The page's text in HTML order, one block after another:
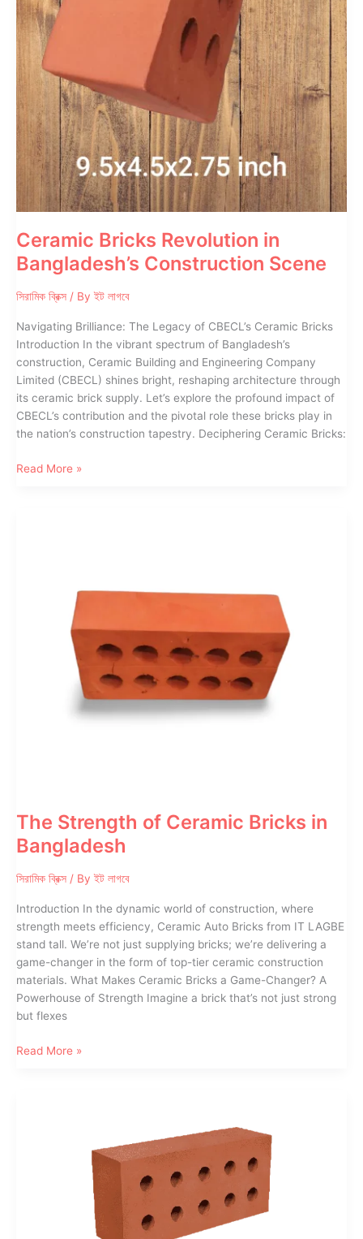
Ceramic Bricks Revolution in
Bangladesh’s Construction Scene
সিরামিক ব্রিক্স / By ইট লাগবে
Navigating Brilliance: The Legacy of CBECL’s Ceramic Bricks
Introduction In the vibrant spectrum of Bangladesh’s
construction, Ceramic Building and Engineering Company
Limited (CBECL) shines bright, reshaping architecture through
its ceramic brick supply. Let’s explore the profound impact of
CBECL’s contribution and the pivotal role these bricks play in
the nation’s construction tapestry. Deciphering Ceramic Bricks:
Ceramic
Read More »
The Strength of Ceramic Bricks in
Bangladesh
সিরামিক ব্রিক্স / By ইট লাগবে
Introduction In the dynamic world of construction, where
strength meets efficiency, Ceramic Auto Bricks from IT LAGBE
stand tall. We’re not just supplying bricks; we’re delivering a
game-changer in the form of top-tier ceramic construction
materials. What Makes Ceramic Bricks a Game-Changer? A
Powerhouse of Strength Imagine a brick that’s not just strong
but flexes
The
Read More »